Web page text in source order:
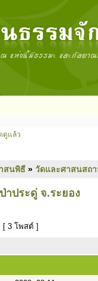
ดูแล้ว
สนพิธี » วัดและศาสนสถ
าประดู่ จ.ระยอง
[ 3 โพสต์ ]